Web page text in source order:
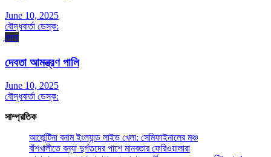
June 10, 2025
বৌদ্ধবার্তা ডেস্ক:
বন্দনা
দেবতা আমন্ত্রণ পালি
June 10, 2025
বৌদ্ধবার্তা ডেস্ক:
সাম্প্রতিক
আর্জেন্টিনা বনাম ইংল্যান্ড লাইভ খেলা: সেমিফাইনালের মঞ্চ
বাঁশখালীতে বন্যা দুর্গতদের পাশে মানবতার ফেরিওয়ালারা